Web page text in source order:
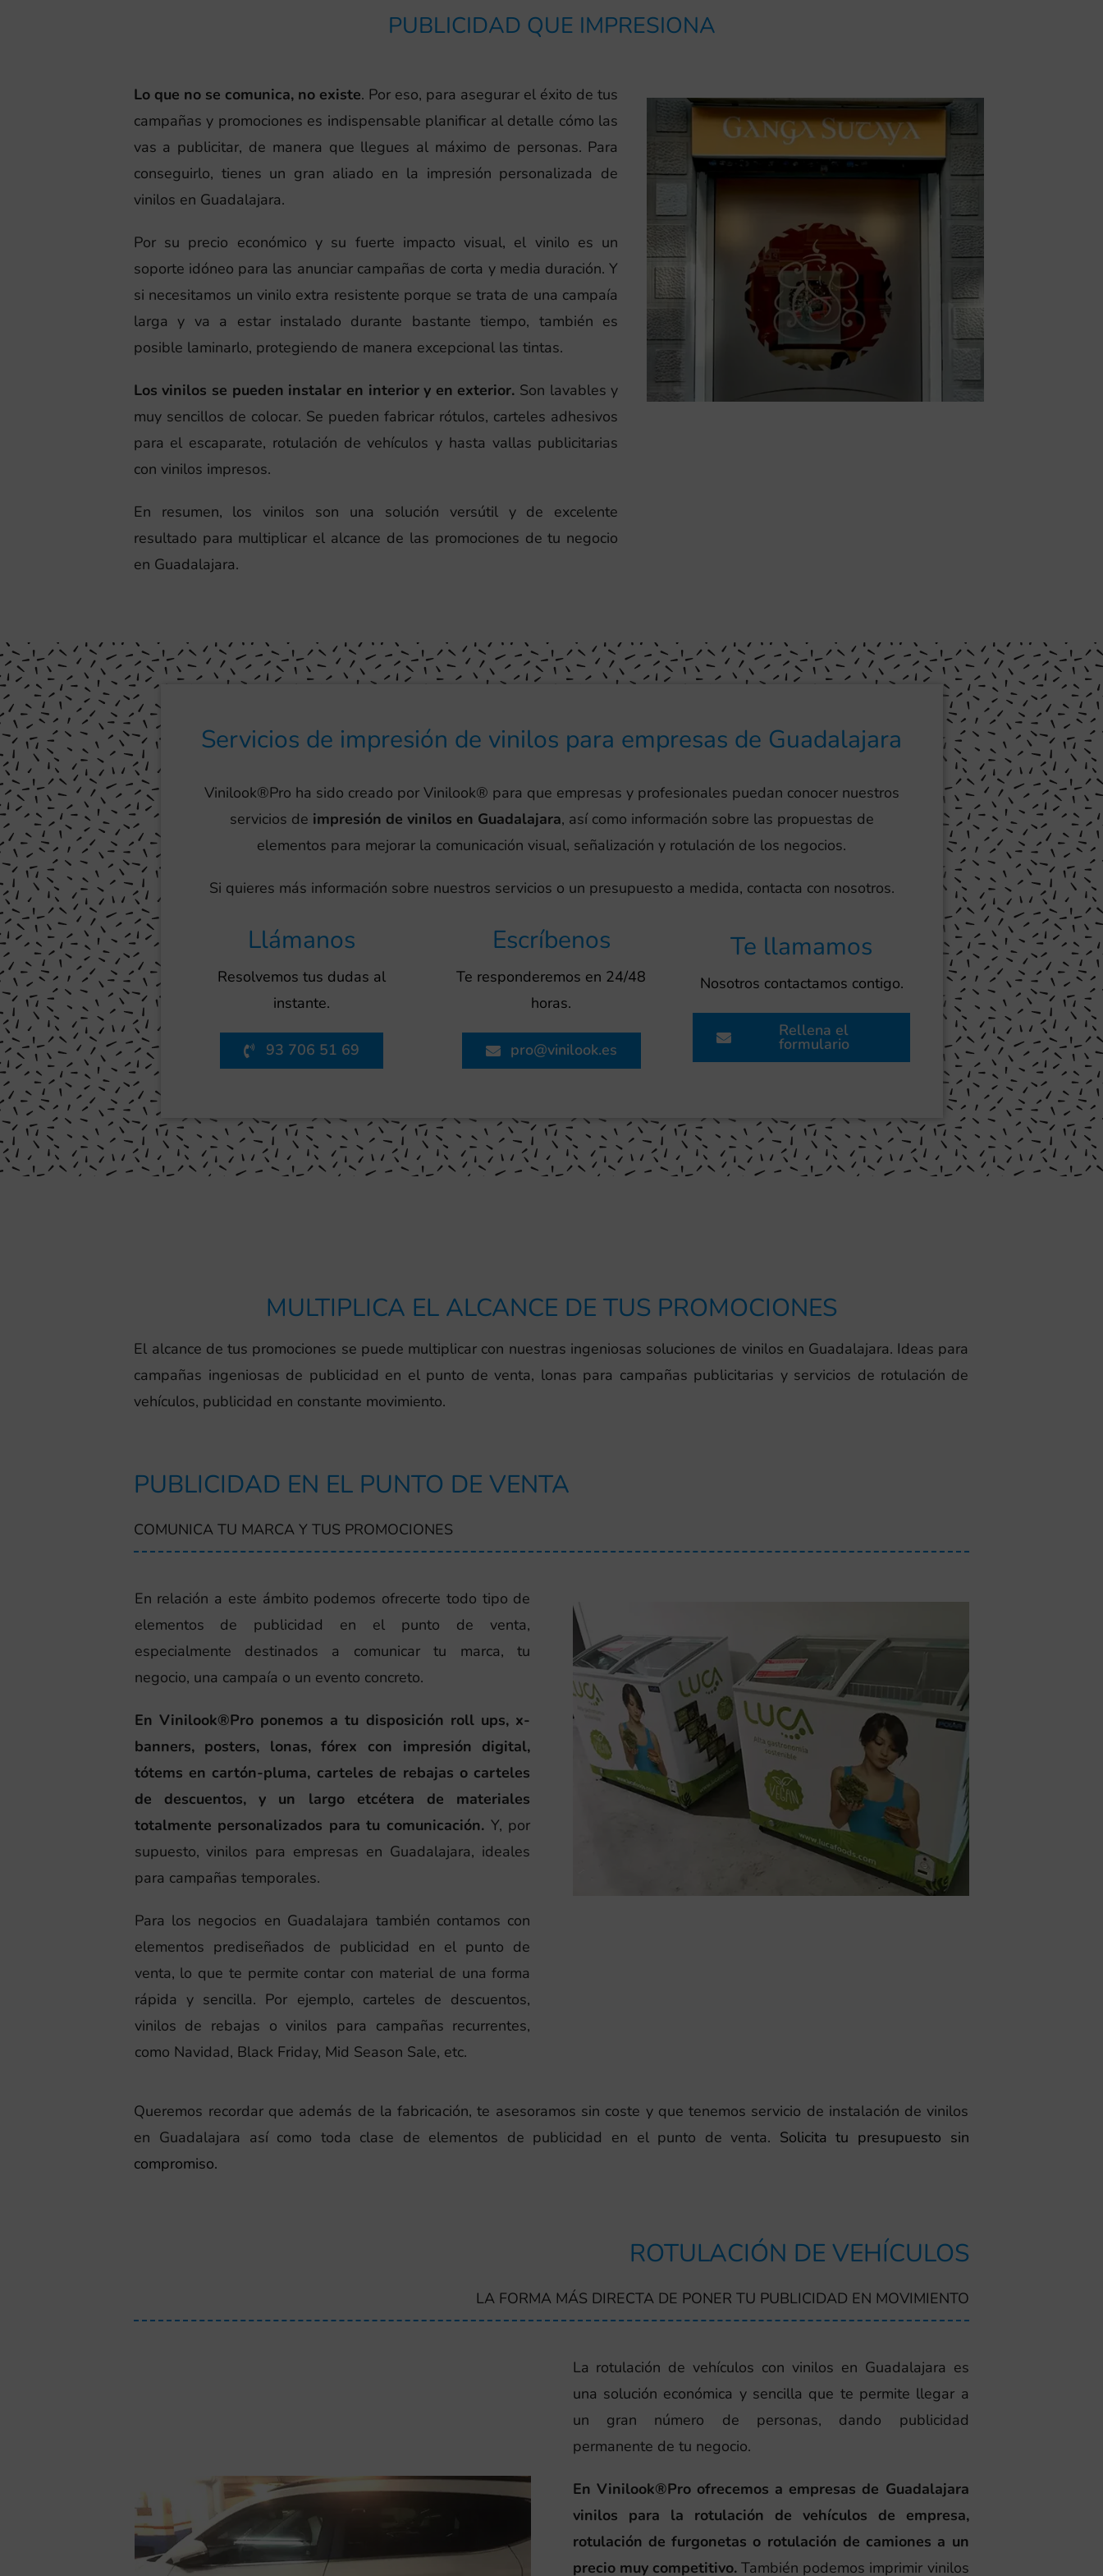
PUBLICIDAD QUE IMPRESIONA
Lo que no se comunica, no existe. Por eso, para asegurar el éxito de tus
campañas y promociones es indispensable planificar al detalle cómo las
vas a publicitar, de manera que llegues al máximo de personas. Para
conseguirlo, tienes un gran aliado en la impresión personalizada de
vinilos en Guadalajara.
Por su precio económico y su fuerte impacto visual, el vinilo es un
soporte idóneo para las anunciar campañas de corta y media duración. Y
si necesitamos un vinilo extra resistente porque se trata de una campaía
larga y va a estar instalado durante bastante tiempo, también es
posible laminarlo, protegiendo de manera excepcional las tintas.
Los vinilos se pueden instalar en interior y en exterior. Son lavables y
muy sencillos de colocar. Se pueden fabricar rótulos, carteles adhesivos
para el escaparate, rotulación de vehículos y hasta vallas publicitarias
con vinilos impresos.
En resumen, los vinilos son una solución versútil y de excelente
resultado para multiplicar el alcance de las promociones de tu negocio
en Guadalajara.
Servicios de impresión de vinilos para empresas de Guadalajara
Vinilook®Pro ha sido creado por Vinilook® para que empresas y profesionales puedan conocer nuestros
servicios de impresión de vinilos en Guadalajara, así como información sobre las propuestas de
elementos para mejorar la comunicación visual, señalización y rotulación de los negocios.
Si quieres más información sobre nuestros servicios o un presupuesto a medida, contacta con nosotros.
Llámanos
Resolvemos tus dudas al
instante.
93 706 51 69
Escríbenos
Te responderemos en 24/48
horas.
pro@vinilook.es
Te llamamos
Nosotros contactamos contigo.
Rellena el
formulario
MULTIPLICA EL ALCANCE DE TUS PROMOCIONES
El alcance de tus promociones se puede multiplicar con nuestras ingeniosas soluciones de vinilos en Guadalajara. Ideas para
campañas ingeniosas de publicidad en el punto de venta, lonas para campañas publicitarias y servicios de rotulación de
vehículos, publicidad en constante movimiento.
PUBLICIDAD EN EL PUNTO DE VENTA
COMUNICA TU MARCA Y TUS PROMOCIONES
En relación a este ámbito podemos ofrecerte todo tipo de
elementos de publicidad en el punto de venta,
especialmente destinados a comunicar tu marca, tu
negocio, una campaía o un evento concreto.
En Vinilook®Pro ponemos a tu disposición roll ups, x-
banners, posters, lonas, fórex con impresión digital,
tótems en cartón-pluma, carteles de rebajas o carteles
de descuentos, y un largo etcétera de materiales
totalmente personalizados para tu comunicación. Y, por
supuesto, vinilos para empresas en Guadalajara, ideales
para campañas temporales.
Para los negocios en Guadalajara también contamos con
elementos prediseñados de publicidad en el punto de
venta, lo que te permite contar con material de una forma
rápida y sencilla. Por ejemplo, carteles de descuentos,
vinilos de rebajas o vinilos para campañas recurrentes,
como Navidad, Black Friday, Mid Season Sale, etc.
Queremos recordar que además de la fabricación, te asesoramos sin coste y que tenemos servicio de instalación de vinilos
en Guadalajara así como toda clase de elementos de publicidad en el punto de venta. Solicita tu presupuesto sin
compromiso.
ROTULACIÓN DE VEHÍCULOS
LA FORMA MÁS DIRECTA DE PONER TU PUBLICIDAD EN MOVIMIENTO
La rotulación de vehículos con vinilos en Guadalajara es
una solución económica y sencilla que te permite llegar a
un gran número de personas, dando publicidad
permanente de tu negocio.
En Vinilook®Pro ofrecemos a empresas de Guadalajara
vinilos para la rotulación de vehículos de empresa,
rotulación de furgonetas o rotulación de camiones a un
precio muy competitivo.También podemos imprimir vinilos